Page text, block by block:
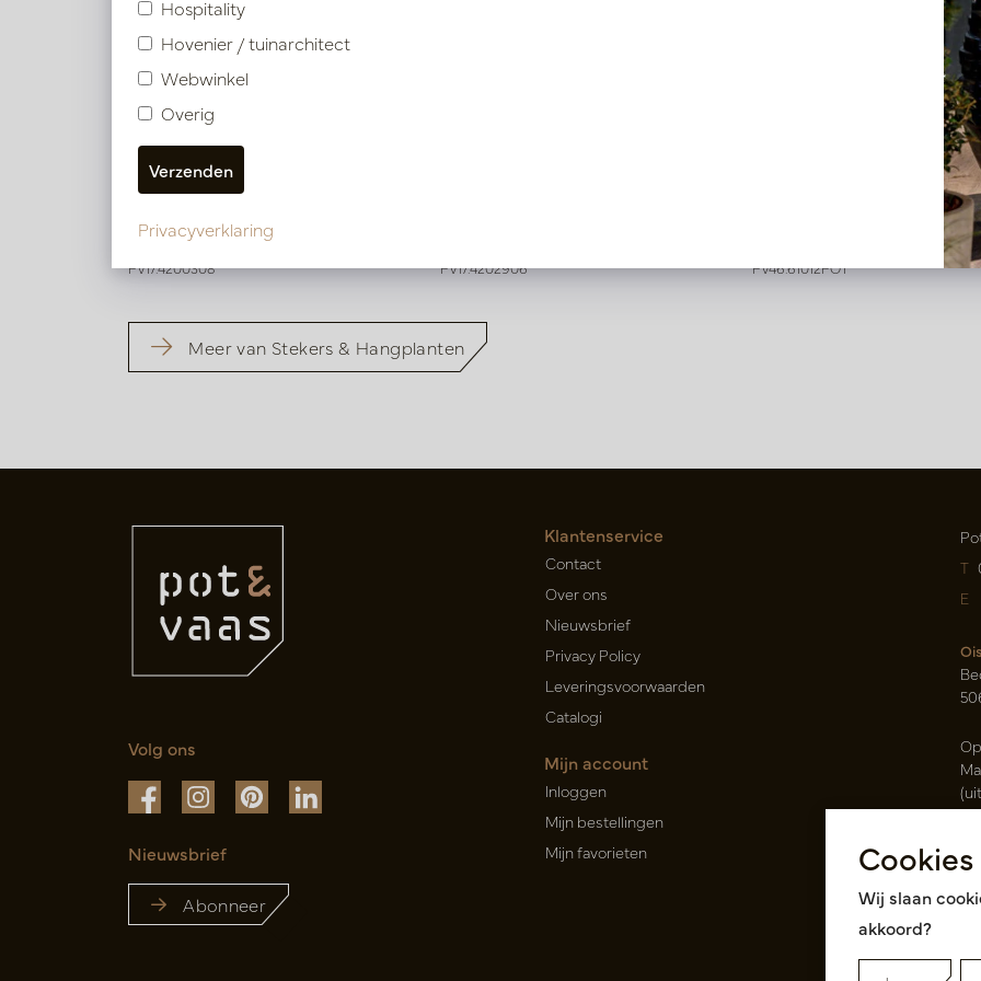
Scindapsus Hangplant Groen H80
Op voorraad
PV17.4200308 PV17.4202906
Hangplant Pothos Groen
PV46.61012POT
Meer van Stekers & Hangplanten
Volg ons
Nieuwsbrief
Abonneer
Klantenservice
Contact
Over ons
Nieuwsbrief
Privacy Policy
Leveringsvoorwaarden
Catalogi
Mijn account
Inloggen
Mijn bestellingen
Mijn favorieten
T
E
Hospitality
Hovenier / tuinarchitect
Webwinkel
Overig
Privacyverklaring
Cookies
Wij slaan
akkoord?